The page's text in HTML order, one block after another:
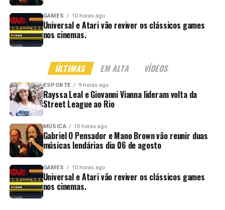
GAMES 10 horas ago
Universal e Atari vão reviver os clássicos games
nos cinemas.
ÚLTIMAS EM ALTA VÍDEOS
ESPORTE 9 horas ago
Rayssa Leal e Giovanni Vianna lideram volta da
Street League ao Rio
MÚSICA 10 horas ago
Gabriel O Pensador e Mano Brown vão reunir duas
músicas lendárias dia 06 de agosto
GAMES 10 horas ago
Universal e Atari vão reviver os clássicos games
nos cinemas.